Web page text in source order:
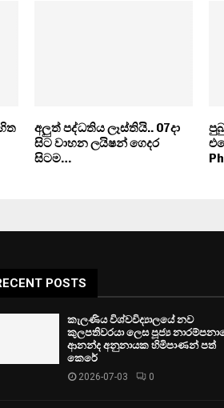
අලුත් පද්ධතිය ලෑස්තියි.. 07දා
සිට වාහන ලයිෂන් ගෙදර
සිටම…
POSTS
කැලණිය විශ්වවිද්‍යාලයේ නව
කුලපතිවරයා ලෙස පූජ්‍ය
ආනන්ද අනුනායක හිමිපාණන් පත්
කෙරේ
2026-07-03 0